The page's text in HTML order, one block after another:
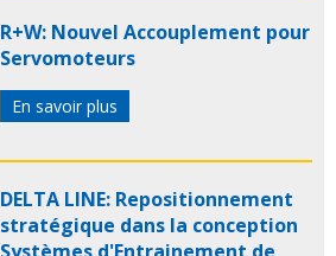
R+W: Nouvel Accouplement pour
Servomoteurs
En savoir plus
DELTA LINE: Repositionnement
stratégique dans la conception